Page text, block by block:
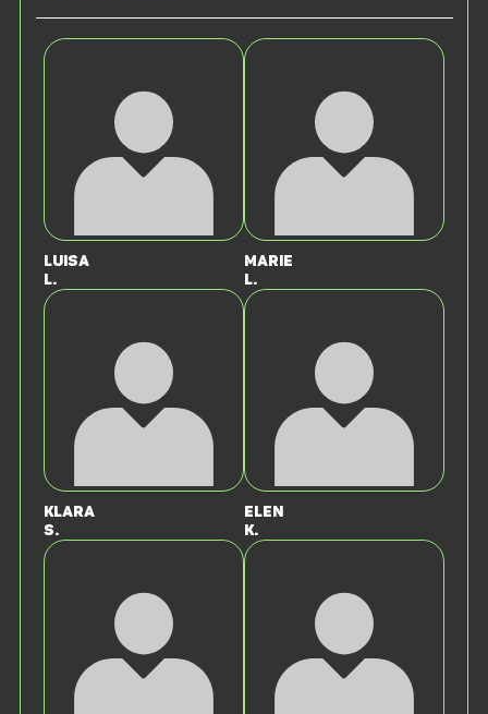
Luisa
L.
Marie
L.
Klara
S.
Elen
K.